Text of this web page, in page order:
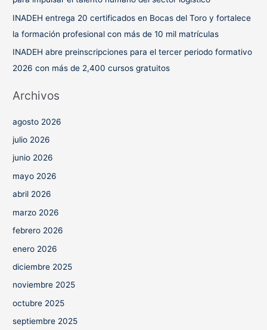
INADEH entrega 20 certificados en Bocas del Toro y fortalece
la formación profesional con más de 10 mil matrículas
INADEH abre preinscripciones para el tercer periodo formativo
2026 con más de 2,400 cursos gratuitos
Archivos
agosto 2026
julio 2026
junio 2026
mayo 2026
abril 2026
marzo 2026
febrero 2026
enero 2026
diciembre 2025
noviembre 2025
octubre 2025
septiembre 2025